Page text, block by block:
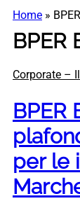
Home »
BPER
Corporate –
BPER
per le